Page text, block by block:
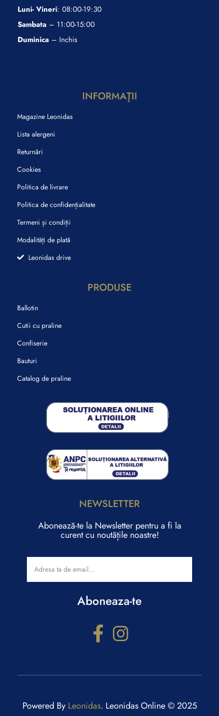
Luni- Vineri: 08:00-19:30
Sambata – 11:00-15:00
Duminica – Inchis
INFORMAŢII
Magazine Leonidas
Lista alergeni
Returnări
Cookies
Politica de livrare
Politica de confidențialitate
Termeni și condiții
Modalități de plată
Leonidas drive
PRODUSE
Ballotin
Cutii cu praline
Confiserie
Bauturi
Catalog de praline
NEWSLETTER
Abonează-te la Newsletter pentru a fi la
curent cu noutățile noastre!
Aboneaza-te
Powered By Leonidas. Leonidas Online © 2025
Răspunde la câteva întrebări și primești recomandări